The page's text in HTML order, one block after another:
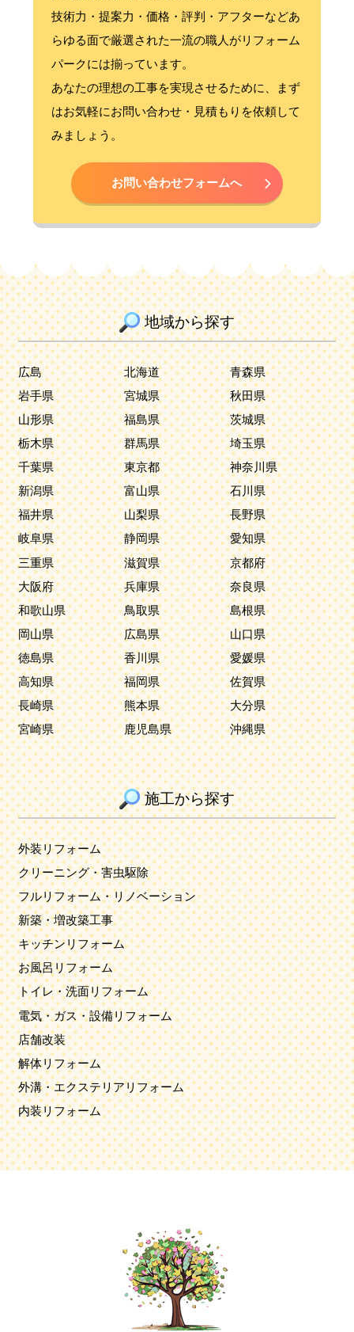
技術力・提案力・価格・評判・アフターなどあ
らゆる面で厳選された一流の職人がリフォーム
パークには揃っています。
あなたの理想の工事を実現させるために、まず
はお気軽にお問い合わせ・見積もりを依頼して
みましょう。
お問い合わせフォームへ
地域から探す
広島 北海道
青森県
岩手県
宮城県
秋田県
山形県
福島県
茨城県
栃木県
群馬県
埼玉県
千葉県
東京都
神奈川県
新潟県
富山県
石川県
福井県
山梨県
長野県
岐阜県
静岡県
愛知県
三重県
滋賀県
京都府
大阪府
兵庫県
奈良県
和歌山県
鳥取県
島根県
岡山県
広島県
山口県
徳島県
香川県
愛媛県
高知県
福岡県
佐賀県
長崎県
熊本県
大分県
宮崎県
鹿児島県 沖縄県
施工から探す
外装リフォーム
クリーニング・害虫駆除
フルリフォーム・リノベーション
新築・増改築工事
キッチンリフォーム
お風呂リフォーム
トイレ・洗面リフォーム
電気・ガス・設備リフォーム
店舗改装
解体リフォーム
外溝・エクステリアリフォーム
内装リフォーム